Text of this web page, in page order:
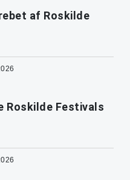
af Roskilde
Roskilde Festivals